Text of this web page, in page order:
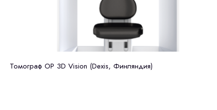
Томограф OP 3D Vision (Dexis, Финляндия)